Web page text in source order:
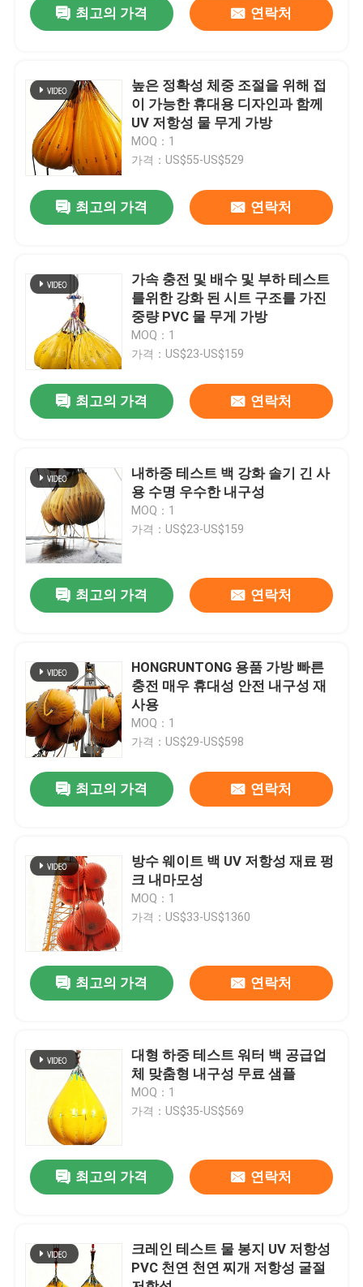
제품 소개
동영상
회사 소개
품질 관리
견적 요청
해양 고무 에어백
풍선 해양 에어백
최고의 가격 연락처
높은 정확성 체중 조절을 위해 접
이 가능한 휴대용 디자인과 함께
UV 저항성 물 무게 가방
MOQ：1
가격：US$55-US$529
최고의 가격 연락처
가속 충전 및 배수 및 부하 테스트
를위한 강화 된 시트 구조를 가진
중량 PVC 물 무게 가방
MOQ：1
가격：US$23-US$159
최고의 가격 연락처
내하중 테스트 백 강화 솔기 긴 사
용 수명 우수한 내구성
MOQ：1
가격：US$23-US$159
최고의 가격 연락처
HONGRUNTONG 용품 가방 빠른
충전 매우 휴대성 안전 내구성 재
사용
MOQ：1
가격：US$29-US$598
최고의 가격 연락처
방수 웨이트 백 UV 저항성 재료 펑
크 내마모성
MOQ：1
가격：US$33-US$1360
최고의 가격 연락처
대형 하중 테스트 워터 백 공급업
체 맞춤형 내구성 무료 샘플
MOQ：1
가격：US$35-US$569
최고의 가격 연락처
크레인 테스트 물 봉지 UV 저항성
PVC 천연 천연 찌개 저항성 굴절